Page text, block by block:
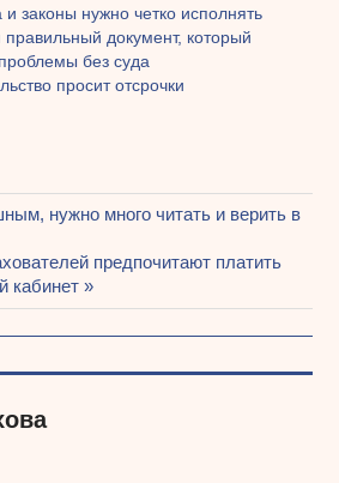
законы нужно четко исполнять
документ, который
без суда
просит отсрочки
нужно много читать и верить в
предпочитают платить
кабинет